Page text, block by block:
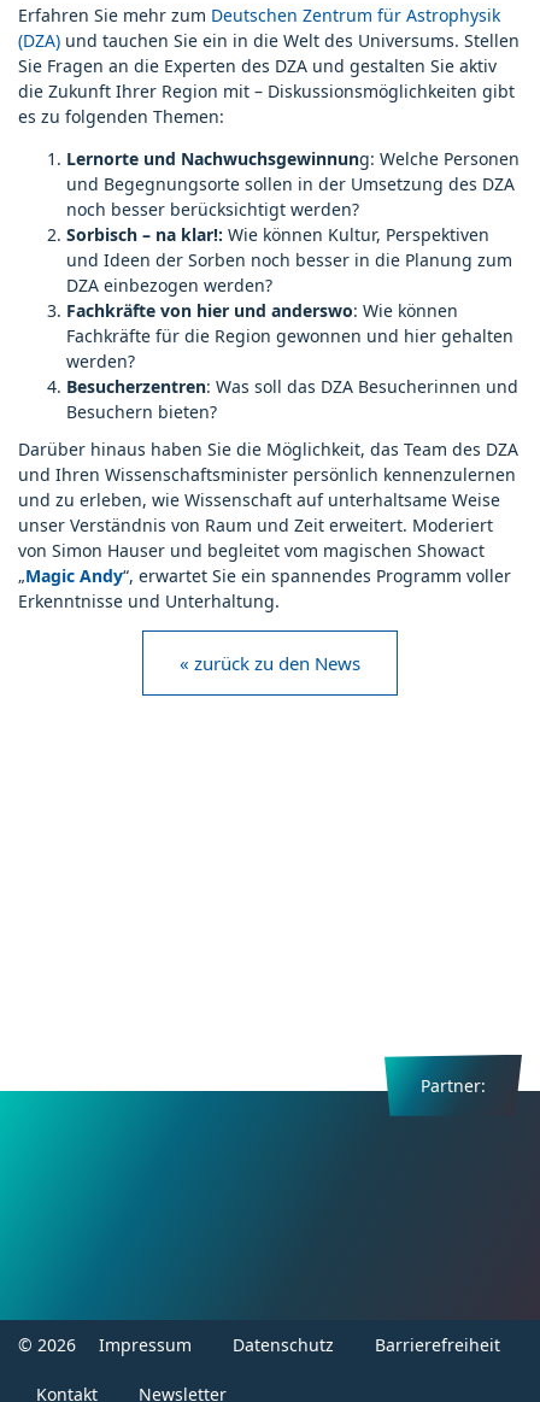
Erfahren Sie mehr zum Deutschen Zentrum für Astrophysik
(DZA) und tauchen Sie ein in die Welt des Universums. Stellen
Sie Fragen an die Experten des DZA und gestalten Sie aktiv
die Zukunft Ihrer Region mit – Diskussionsmöglichkeiten gibt
es zu folgenden Themen:
Lernorte und Nachwuchsgewinnung: Welche Personen
und Begegnungsorte sollen in der Umsetzung des DZA
noch besser berücksichtigt werden?
Sorbisch – na klar!: Wie können Kultur, Perspektiven
und Ideen der Sorben noch besser in die Planung zum
DZA einbezogen werden?
Fachkräfte von hier und anderswo: Wie können
Fachkräfte für die Region gewonnen und hier gehalten
werden?
Besucherzentren: Was soll das DZA Besucherinnen und
Besuchern bieten?
Darüber hinaus haben Sie die Möglichkeit, das Team des DZA
und Ihren Wissenschaftsminister persönlich kennenzulernen
und zu erleben, wie Wissenschaft auf unterhaltsame Weise
unser Verständnis von Raum und Zeit erweitert. Moderiert
von Simon Hauser und begleitet vom magischen Showact
„Magic Andy“, erwartet Sie ein spannendes Programm voller
Erkenntnisse und Unterhaltung.
« zurück zu den News
Partner:
Footer
© 2026 Impressum Datenschutz Barrierefreiheit
Kontakt Newsletter